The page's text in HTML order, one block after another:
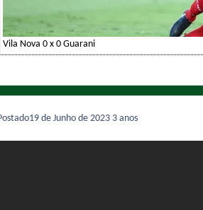
Vila Nova 0 x 0 Guarani
19 de Junho de 2023 3 anos